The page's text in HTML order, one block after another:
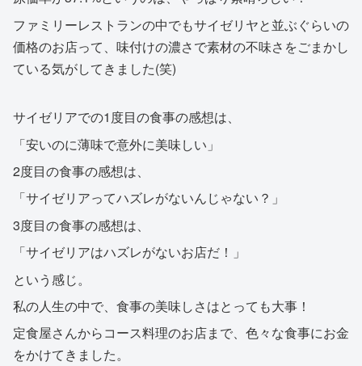
ファミリーレストランの中でもサイゼリヤと並ぶぐらいの
価格のお店って、味付けの濃さで素材の不味さをごまかし
ている気がしてきました(笑)
サイゼリアでの1度目の食事の感想は、
「安いのに薄味で意外に美味しい」
2度目の食事の感想は、
「サイゼリアってハズレがないんじゃない？」
3度目の食事の感想は、
「サイゼリアはハズレがないお店だ！」
という感じ。
私の人生の中で、食事の美味しさはとっても大事！
定食屋さんからコース料理のお店まで、色々な食事にお金
をかけてきました。